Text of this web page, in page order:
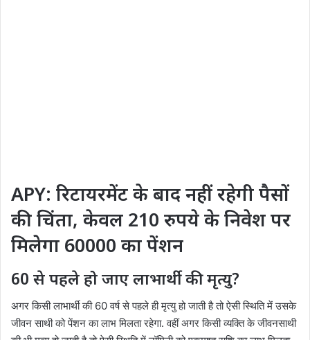
APY: रिटायरमेंट के बाद नहीं रहेगी पैसों
की चिंता, केवल 210 रुपये के निवेश पर
मिलेगा 60000 का पेंशन
60 से पहले हो जाए लाभार्थी की मृत्यु?
अगर किसी लाभार्थी की 60 वर्ष से पहले ही मृत्यु हो जाती है तो ऐसी स्थिति में उसके
जीवन साथी को पेंशन का लाभ मिलता रहेगा. वहीं अगर किसी व्यक्ति के जीवनसाथी